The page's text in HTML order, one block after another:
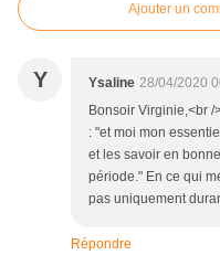
Ajouter un
Y Ysaline 28/04/2020
Bonsoir Virginie,<br /
: "et moi mon
et les savoir en
période." En ce qui
pas uniquement
Répondre